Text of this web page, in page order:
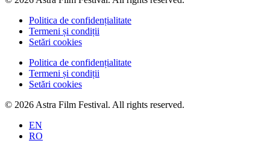
Politica de confidențialitate
Termeni și condiții
Setări cookies
Politica de confidențialitate
Termeni și condiții
Setări cookies
© 2026 Astra Film Festival. All rights reserved.
EN
RO